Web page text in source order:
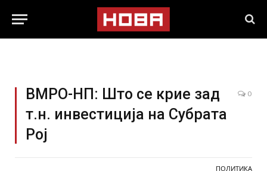
ВМРО-НП: Што се крие зад
т.н. инвестиција на Субрата
Рој
0
ПОЛИТИКА